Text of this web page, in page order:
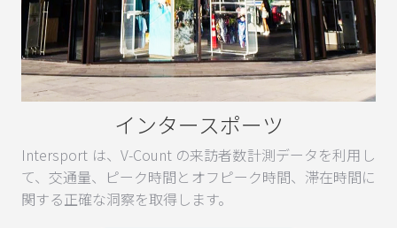
インタースポーツ
Intersport は、V-Count の来訪者数計測データを利用し
て、交通量、ピーク時間とオフピーク時間、滞在時間に
関する正確な洞察を取得します。